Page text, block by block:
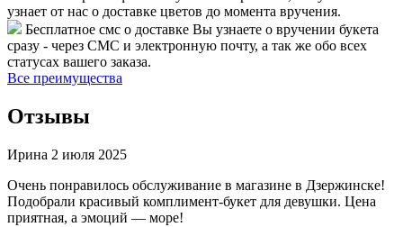
узнает от нас о доставке цветов до момента вручения.
Бесплатное смс о доставке Вы узнаете о вручении букета
сразу - через СМС и электронную почту, а так же обо всех
статусах вашего заказа.
Все преимущества
Отзывы
Ирина 2 июля 2025
Очень понравилось обслуживание в магазине в Дзержинске!
Подобрали красивый комплимент-букет для девушки. Цена
приятная, а эмоций — море!